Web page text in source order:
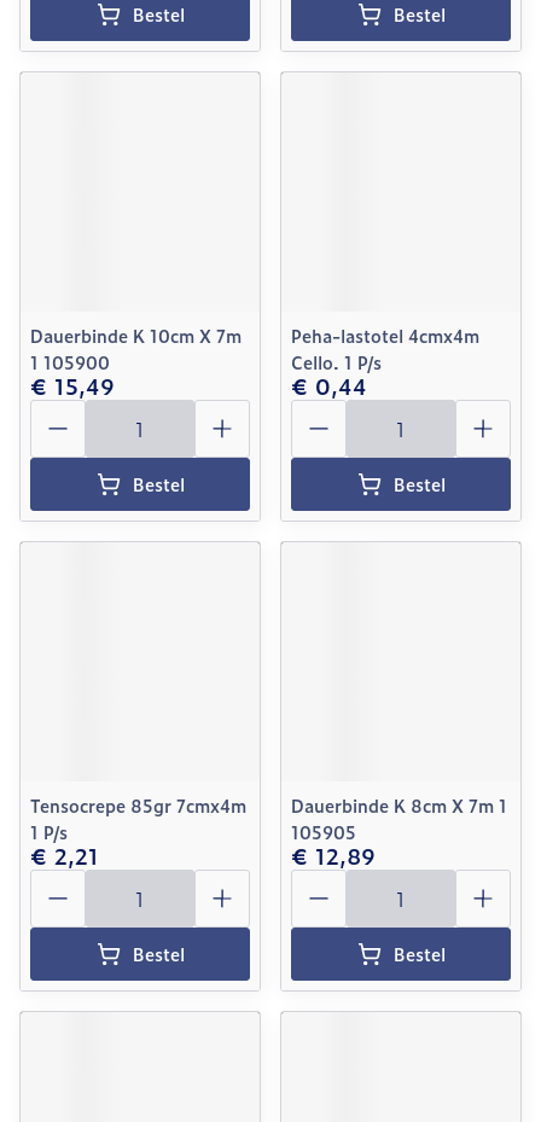
Bestel Bestel
Dauerbinde K 10cm X 7m
1 105900
€ 15,49
Aantal
Bestel
Peha-lastotel 4cmx4m
Cello. 1 P/s
€ 0,44
Aantal
Bestel
Tensocrepe 85gr 7cmx4m
1 P/s
€ 2,21
Aantal
Bestel
Dauerbinde K 8cm X 7m 1
105905
€ 12,89
Aantal
Bestel